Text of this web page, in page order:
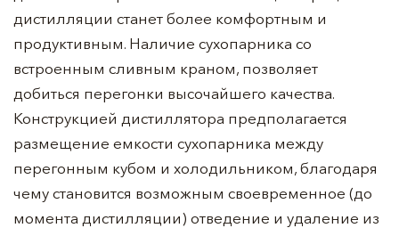
дистилляции станет более комфортным и
продуктивным. Наличие сухопарника со
встроенным сливным краном, позволяет
добиться перегонки высочайшего качества.
Конструкцией дистиллятора предполагается
размещение емкости сухопарника между
перегонным кубом и холодильником, благодаря
чему становится возможным своевременное (до
момента дистилляции) отведение и удаление из